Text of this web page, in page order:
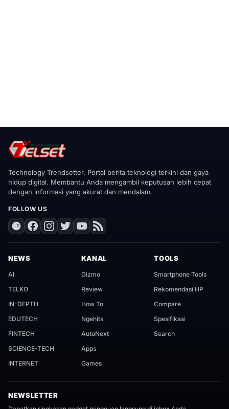
Technology Trendsetter. Portal berita teknologi terkini dan gaya
hidup digital. Membantu Anda mengambil keputusan lebih cepat
dengan informasi yang akurat dan mendalam.
FOLLOW US
NEWS
AI
TELKO
IN-DEPTH
EDUTECH
FINTECH
SCIENCE-TECH
INTERNET
KANAL
Gizmo
Review
How To
Ngehits
AutoNext
Apps
Games
TOOLS
Smartphone Tools
Rekomendasi HP
Compare
Spesifikasi
Search
NEWSLETTER